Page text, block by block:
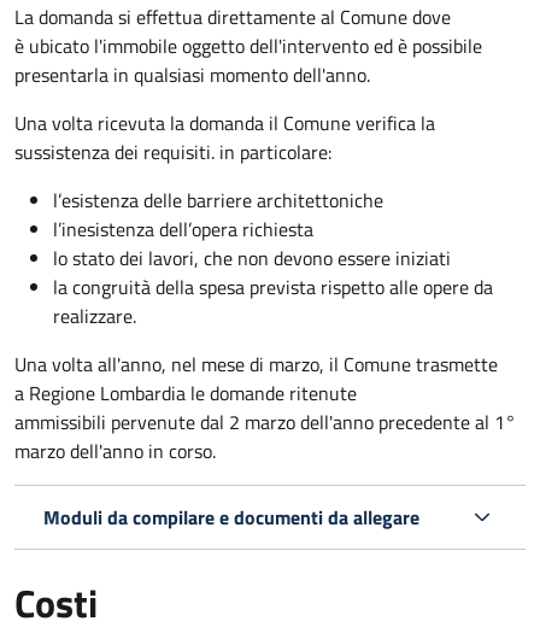
La domanda si effettua direttamente al Comune dove
è ubicato l'immobile oggetto dell'intervento ed è possibile
presentarla in qualsiasi momento dell'anno.
Una volta ricevuta la domanda il Comune verifica la
sussistenza dei requisiti. in particolare:
l’esistenza delle barriere architettoniche
l’inesistenza dell’opera richiesta
lo stato dei lavori, che non devono essere iniziati
la congruità della spesa prevista rispetto alle opere da
realizzare.
Una volta all'anno, nel mese di marzo, il Comune trasmette
a Regione Lombardia le domande ritenute
ammissibili pervenute dal 2 marzo dell'anno precedente al 1°
marzo dell'anno in corso.
Moduli da compilare e documenti da allegare
Costi